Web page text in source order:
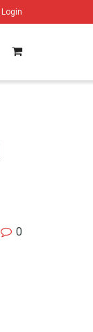
Login
0